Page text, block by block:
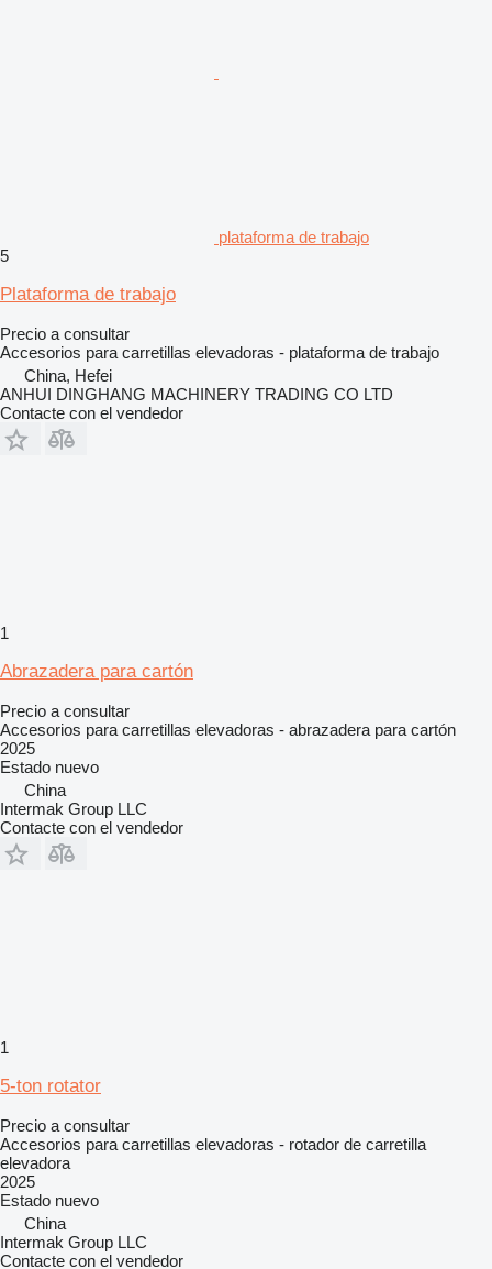
plataforma de trabajo
5
Plataforma de trabajo
Precio a consultar
Accesorios para carretillas elevadoras - plataforma de trabajo
China, Hefei
ANHUI DINGHANG MACHINERY TRADING CO LTD
Contacte con el vendedor
1
Abrazadera para cartón
Precio a consultar
Accesorios para carretillas elevadoras - abrazadera para cartón
2025
Estado nuevo
China
Intermak Group LLC
Contacte con el vendedor
1
5-ton rotator
Precio a consultar
Accesorios para carretillas elevadoras - rotador de carretilla
elevadora
2025
Estado nuevo
China
Intermak Group LLC
Contacte con el vendedor